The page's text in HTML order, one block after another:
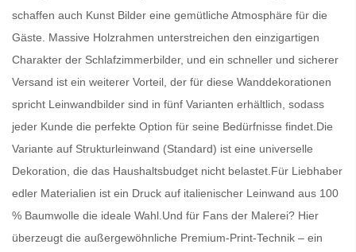
schaffen auch Kunst Bilder eine gemütliche Atmosphäre für die
Gäste. Massive Holzrahmen unterstreichen den einzigartigen
Charakter der Schlafzimmerbilder, und ein schneller und sicherer
Versand ist ein weiterer Vorteil, der für diese Wanddekorationen
spricht Leinwandbilder sind in fünf Varianten erhältlich, sodass
jeder Kunde die perfekte Option für seine Bedürfnisse findet.Die
Variante auf Strukturleinwand (Standard) ist eine universelle
Dekoration, die das Haushaltsbudget nicht belastet.Für Liebhaber
edler Materialien ist ein Druck auf italienischer Leinwand aus 100
% Baumwolle die ideale Wahl.Und für Fans der Malerei? Hier
überzeugt die außergewöhnliche Premium-Print-Technik – ein